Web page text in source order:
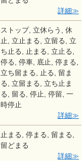
詳細
ストップ, 立休らう, 休
止, 立止まる, 立留る, 立
ち止る, 止まる, 立止る,
停る, 停車, 底止, 停まる,
立ち留まる, 止る, 留ま
る, 立留まる, 立ち止ま
る, 留る, 停止, 停留, 一
時停止
詳細
止まる, 停まる, 留まる,
留どまる
詳細